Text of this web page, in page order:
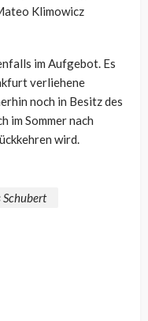
Klimowicz
im Aufgebot. Es
verliehene
noch in Besitz des
im Sommer nach
wird.
Schubert